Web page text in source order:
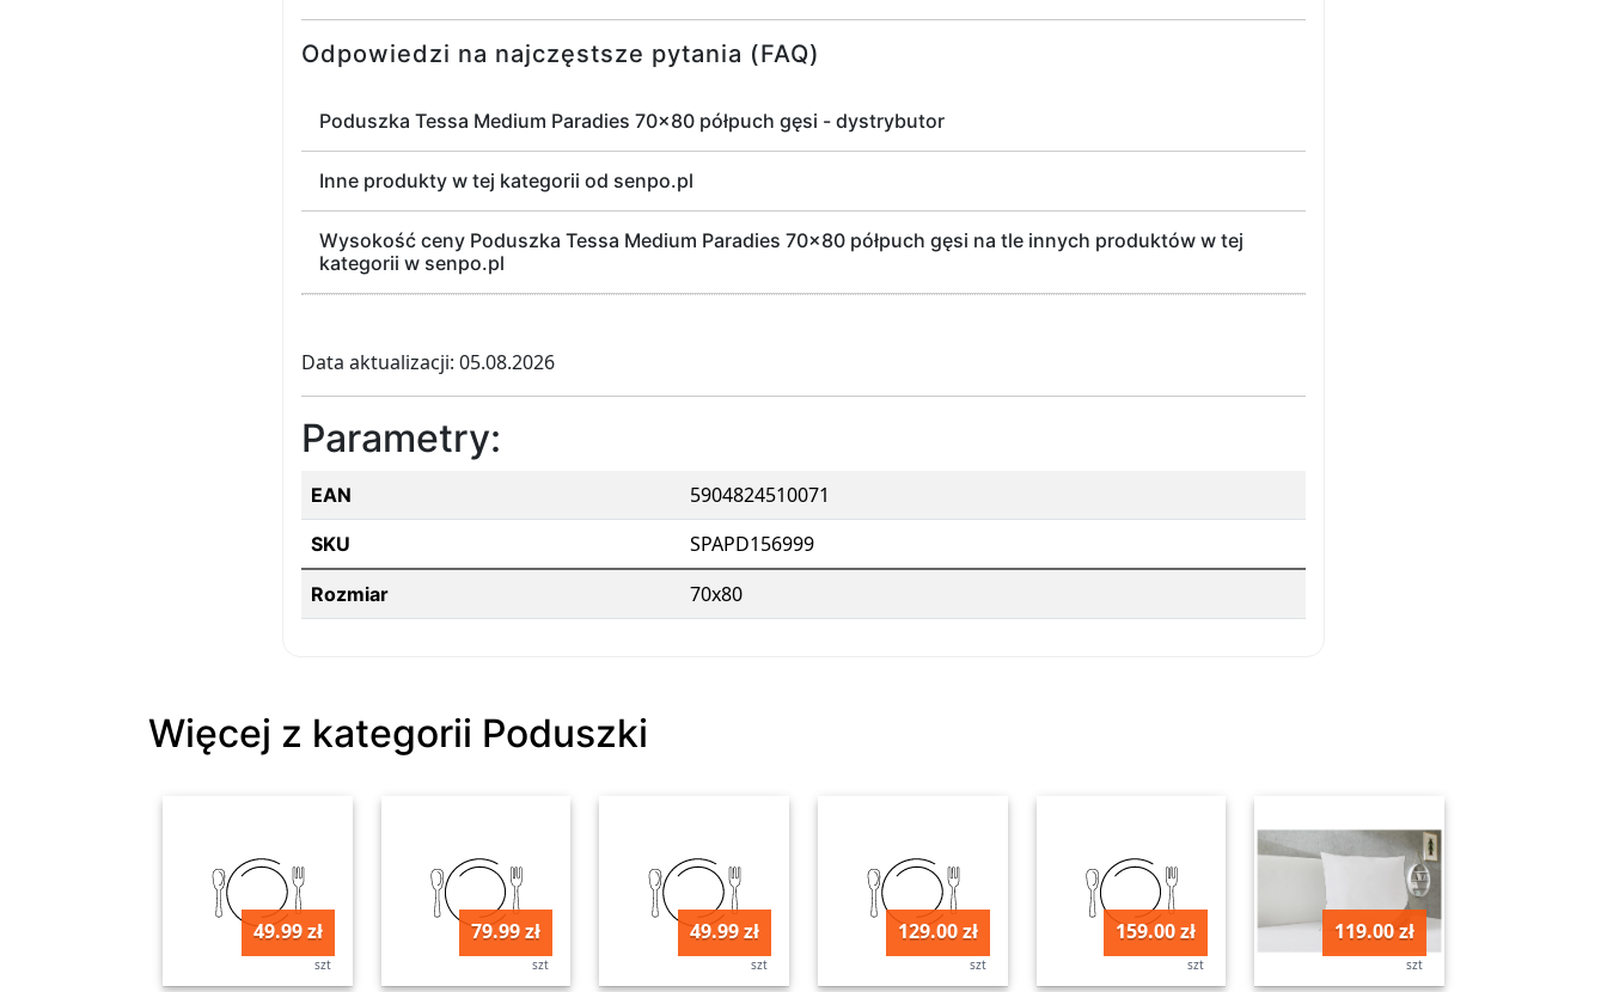
Odpowiedzi na najczęstsze pytania (FAQ)
Poduszka Tessa Medium Paradies 70x80 półpuch gęsi - dystrybutor
Inne produkty w tej kategorii od senpo.pl
Wysokość ceny Poduszka Tessa Medium Paradies 70x80 półpuch gęsi na tle innych produktów w tej
kategorii w senpo.pl
Data aktualizacji: 05.08.2026
Parametry:
EAN 5904824510071
SKU SPAPD156999
Rozmiar 70x80
Więcej z kategorii Poduszki
49.99 zł
szt
79.99 zł
szt
49.99 zł
szt
129.00 zł
szt
159.00 zł
szt
119.00 zł
szt